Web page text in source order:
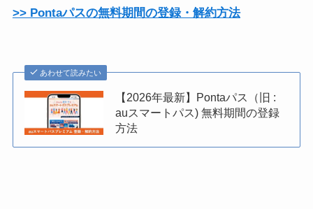
>> Pontaパスの無料期間の登録・解約方法
あわせて読みたい
【2026年最新】Pontaパス（旧 :
auスマートパス) 無料期間の登録
方法